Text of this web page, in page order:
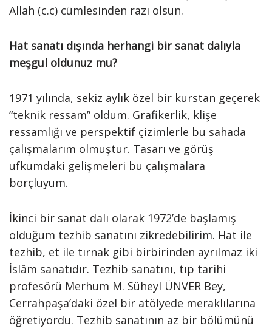
Allah (c.c) cümlesinden razı olsun.
Hat sanatı dışında herhangi bir sanat dalıyla
meşgul oldunuz mu?
1971 yılında, sekiz aylık özel bir kurstan geçerek
“teknik ressam” oldum. Grafikerlik, klişe
ressamlığı ve perspektif çizimlerle bu sahada
çalışmalarım olmuştur. Tasarı ve görüş
ufkumdaki gelişmeleri bu çalışmalara
borçluyum.
İkinci bir sanat dalı olarak 1972’de başlamış
olduğum tezhib sanatını zikredebilirim. Hat ile
tezhib, et ile tırnak gibi birbirinden ayrılmaz iki
İslâm sanatıdır. Tezhib sanatını, tıp tarihi
profesörü Merhum M. Süheyl ÜNVER Bey,
Cerrahpaşa’daki özel bir atölyede meraklılarına
öğretiyordu. Tezhib sanatının az bir bölümünü